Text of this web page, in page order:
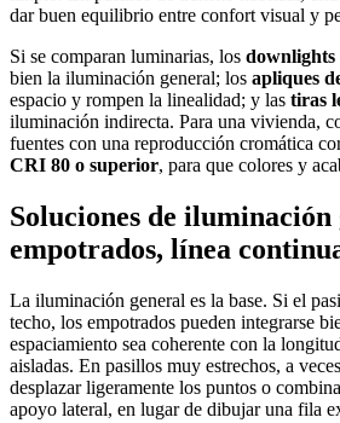
dar buen equilibrio entre confort visual y
Si se comparan luminarias, los downlights
bien la iluminación general; los apliques
espacio y rompen la linealidad; y las tiras
iluminación indirecta. Para una vivienda,
fuentes con una reproducción cromática
CRI 80 o superior, para que colores y
Soluciones de iluminación
empotrados, línea
La iluminación general es la base. Si el
techo, los empotrados pueden integrarse
espaciamiento sea coherente con la
aisladas. En pasillos muy estrechos, a
desplazar ligeramente los puntos o
apoyo lateral, en lugar de dibujar una fila